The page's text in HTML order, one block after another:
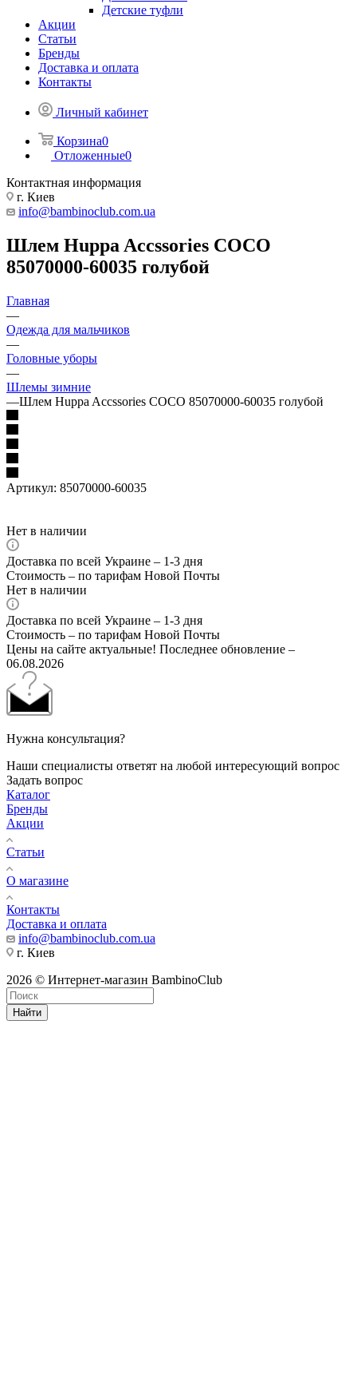
Детские туфли
Акции
Статьи
Бренды
Доставка и оплата
Контакты
Личный кабинет
Корзина0
Отложенные0
Контактная информация
г. Киев
info@bambinoclub.com.ua
Шлем Huppa Accssories COCO
85070000-60035 голубой
Главная
—
Одежда для мальчиков
—
Головные уборы
—
Шлемы зимние
—Шлем Huppa Accssories COCO 85070000-60035 голубой
Артикул: 85070000-60035
Нет в наличии
Доставка по всей Украине – 1-3 дня
Стоимость – по тарифам Новой Почты
Нет в наличии
Доставка по всей Украине – 1-3 дня
Стоимость – по тарифам Новой Почты
Цены на сайте актуальные! Последнее обновление –
06.08.2026
Нужна консультация?
Наши специалисты ответят на любой интересующий вопрос
Задать вопрос
Каталог
Бренды
Акции
Статьи
О магазине
Контакты
Доставка и оплата
info@bambinoclub.com.ua
г. Киев
2026 © Интернет-магазин BambinoClub
Найти